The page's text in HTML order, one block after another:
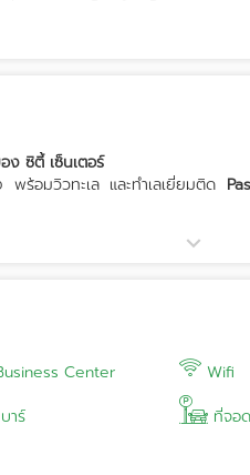
ง ซิตี้ เซ็นเตอร์
พร้อมวิวทะเล และทำเลเยี่ยมติด
รับงานเลี้ยงสังสรรค์ ดินเนอร์ส่วนตัว
Shopping Destination
งานประชุม สัมมนา และงานเลี้ยง
นตอน
Inn & Suites Rayong
boasts breathtaking sea
Center Wifi
บาร์ ที่จอ